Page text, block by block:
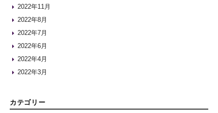
2022年11月
2022年8月
2022年7月
2022年6月
2022年4月
2022年3月
カテゴリー